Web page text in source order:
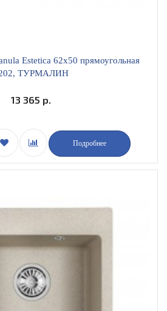
Estetica 62х50 прямоугольная
ТУРМАЛИН
13 365 р.
Подробнее